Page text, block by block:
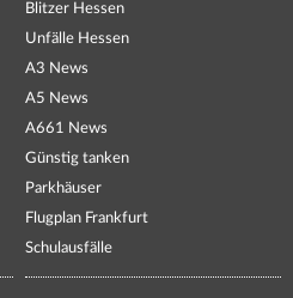
Blitzer Hessen
Unfälle Hessen
A3 News
A5 News
A661 News
Günstig tanken
Parkhäuser
Flugplan Frankfurt
Schulausfälle